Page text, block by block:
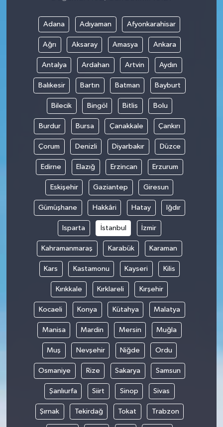
Adana Adıyaman Afyonkarahisar
Ağrı Aksaray Amasya Ankara
Antalya Ardahan Artvin Aydın
Balıkesir Bartın Batman Bayburt
Bilecik Bingöl Bitlis Bolu
Burdur Bursa Çanakkale Çankırı
Çorum Denizli Diyarbakır Düzce
Edirne Elazığ Erzincan Erzurum
Eskişehir Gaziantep Giresun
Gümüşhane Hakkâri Hatay Iğdır
Isparta İstanbul İzmir
Kahramanmaraş Karabük Karaman
Kars Kastamonu Kayseri Kilis
Kırıkkale Kırklareli Kırşehir
Kocaeli Konya Kütahya Malatya
Manisa Mardin Mersin Muğla
Muş Nevşehir Niğde Ordu
Osmaniye Rize Sakarya Samsun
Şanlıurfa Siirt Sinop Sivas
Şırnak Tekirdağ Tokat Trabzon